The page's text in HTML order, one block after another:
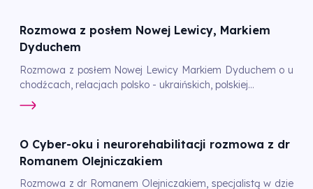
Rozmowa z posłem Nowej Lewicy, Markiem
Dyduchem
Rozmowa z posłem Nowej Lewicy Markiem Dyduchem o u
chodźcach, relacjach polsko - ukraińskich, polskiej...
O Cyber-oku i neurorehabilitacji rozmowa z dr
Romanem Olejniczakiem
Rozmowa z dr Romanem Olejniczakiem, specjalistą w dzie